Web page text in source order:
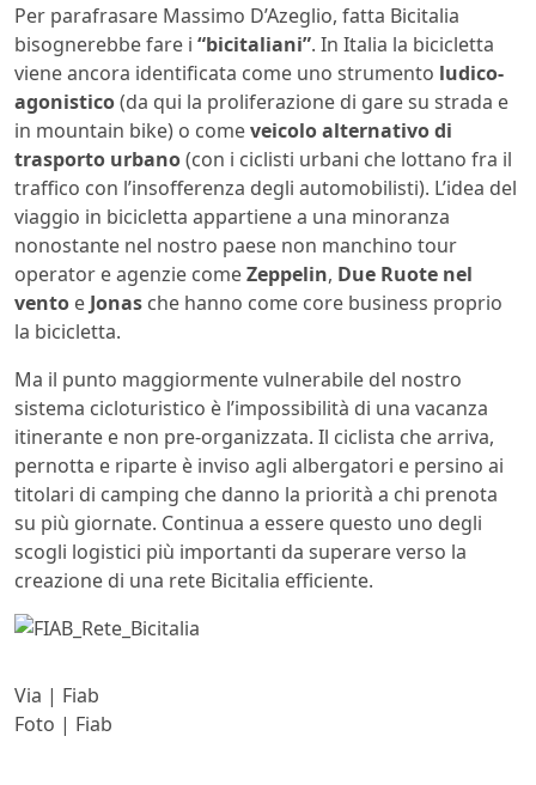
Per parafrasare Massimo D’Azeglio, fatta Bicitalia
bisognerebbe fare i “bicitaliani”. In Italia la bicicletta
viene ancora identificata come uno strumento ludico-
agonistico(da qui la proliferazione di gare su strada e
in mountain bike) o comeveicolo alternativo di
trasporto urbano(con i ciclisti urbani che lottano fra il
traffico con l’insofferenza degli automobilisti). L’idea del
viaggio in bicicletta appartiene a una minoranza
nonostante nel nostro paese non manchino tour
operator e agenzie comeZeppelin, Due Ruote nel
vento e Jonas che hanno come core business proprio
la bicicletta.
Ma il punto maggiormente vulnerabile del nostro
sistema cicloturistico è l’impossibilità di una vacanza
itinerante e non pre-organizzata. Il ciclista che arriva,
pernotta e riparte è inviso agli albergatori e persino ai
titolari di camping che danno la priorità a chi prenota
su più giornate. Continua a essere questo uno degli
scogli logistici più importanti da superare verso la
creazione di una rete Bicitalia efficiente.
Via | Fiab
Foto | Fiab